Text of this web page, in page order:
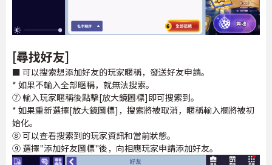
[尋找好友]
■ 可以搜索想添加好友的玩家暱稱，發送好友申請。
* 如果不輸入全部暱稱，就無法搜索。
⑦ 輸入玩家暱稱後點擊[放大鏡圖標]即可搜索到。
* 如果重新選擇[放大鏡圖標]，搜索將被取消，暱稱輸入欄將被初
始化。
⑧ 可以查看搜索到的玩家資訊和當前狀態。
⑨ 選擇"添加好友圖標"後，向相應玩家申請添加好友。